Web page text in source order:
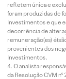
refletem única e
foram produzidas de
Investimentos e que
decorrência de
remuneração(es)
provenientes dos
Investimentos.
O analista
da Resolução CVM